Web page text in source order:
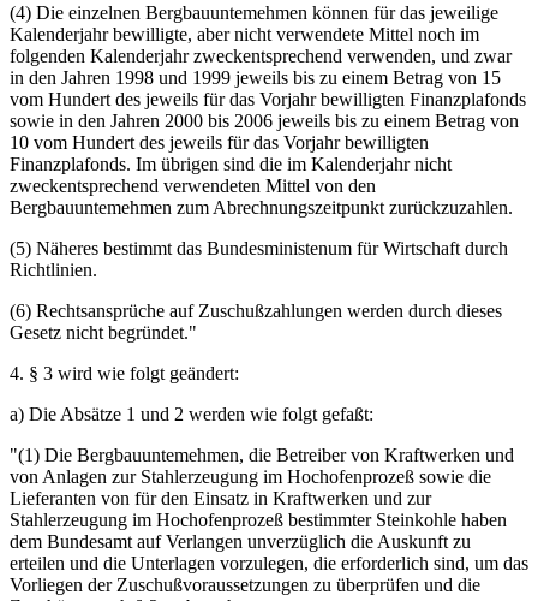
(4) Die einzelnen Bergbauuntemehmen können für das jeweilige
Kalenderjahr bewilligte, aber nicht verwendete Mittel noch im
folgenden Kalenderjahr zweckentsprechend verwenden, und zwar
in den Jahren 1998 und 1999 jeweils bis zu einem Betrag von 15
vom Hundert des jeweils für das Vorjahr bewilligten Finanzplafonds
sowie in den Jahren 2000 bis 2006 jeweils bis zu einem Betrag von
10 vom Hundert des jeweils für das Vorjahr bewilligten
Finanzplafonds. Im übrigen sind die im Kalenderjahr nicht
zweckentsprechend verwendeten Mittel von den
Bergbauuntemehmen zum Abrechnungszeitpunkt zurückzuzahlen.
(5) Näheres bestimmt das Bundesministenum für Wirtschaft durch
Richtlinien.
(6) Rechtsansprüche auf Zuschußzahlungen werden durch dieses
Gesetz nicht begründet."
4. § 3 wird wie folgt geändert:
a) Die Absätze 1 und 2 werden wie folgt gefaßt:
"(1) Die Bergbauuntemehmen, die Betreiber von Kraftwerken und
von Anlagen zur Stahlerzeugung im Hochofenprozeß sowie die
Lieferanten von für den Einsatz in Kraftwerken und zur
Stahlerzeugung im Hochofenprozeß bestimmter Steinkohle haben
dem Bundesamt auf Verlangen unverzüglich die Auskunft zu
erteilen und die Unterlagen vorzulegen, die erforderlich sind, um das
Vorliegen der Zuschußvoraussetzungen zu überprüfen und die